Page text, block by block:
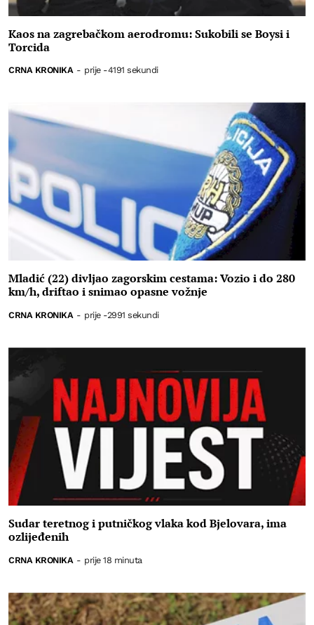
Kaos na zagrebačkom aerodromu: Sukobili se Boysi i
Torcida
CRNA KRONIKA - prije -4191 sekundi
Mladić (22) divljao zagorskim cestama: Vozio i do 280
km/h, driftao i snimao opasne vožnje
CRNA KRONIKA - prije -2991 sekundi
Sudar teretnog i putničkog vlaka kod Bjelovara, ima
ozlijeđenih
CRNA KRONIKA - prije 18 minuta